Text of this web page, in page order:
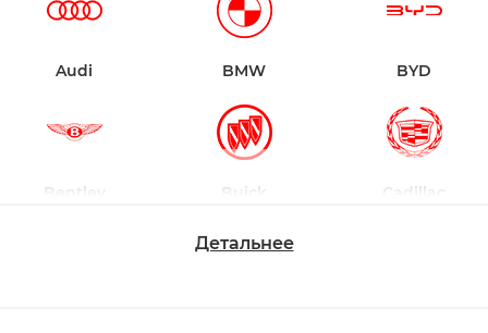
Audi BMW BYD
Bentley Buick Cadillac
Детальнее